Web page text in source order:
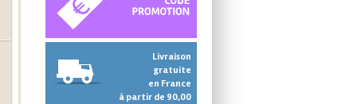
Livraison
gratuite
en France
à partir de 90,00